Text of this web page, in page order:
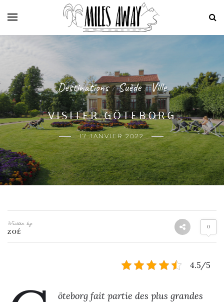
Destinations / Suède / Ville
VISITER GÖTEBORG
17 JANVIER 2022
Written by
ZOÉ
0
4.5/5
öteborg fait partie des plus grandes